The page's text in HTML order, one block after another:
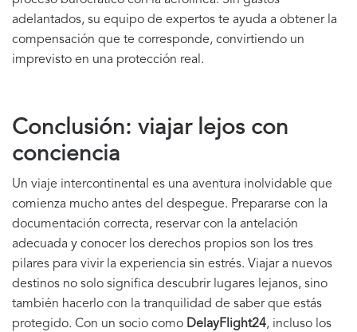
adelantados, su equipo de expertos te ayuda a obtener la
compensación que te corresponde, convirtiendo un
imprevisto en una protección real.
Conclusión: viajar lejos con
conciencia
Un viaje intercontinental es una aventura inolvidable que
comienza mucho antes del despegue. Prepararse con la
documentación correcta, reservar con la antelación
adecuada y conocer los derechos propios son los tres
pilares para vivir la experiencia sin estrés. Viajar a nuevos
destinos no solo significa descubrir lugares lejanos, sino
también hacerlo con la tranquilidad de saber que estás
protegido. Con un socio como DelayFlight24, incluso los